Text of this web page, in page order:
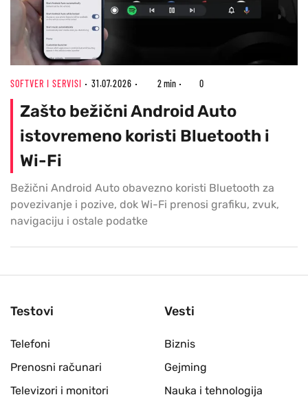
SOFTVER I SERVISI 31.07.2026 2 min 0
Zašto bežični Android Auto
istovremeno koristi Bluetooth i
Wi-Fi
Bežični Android Auto obavezno koristi Bluetooth za
povezivanje i pozive, dok Wi-Fi prenosi grafiku, zvuk,
navigaciju i ostale podatke
Testovi
Telefoni
Prenosni računari
Televizori i monitori
Vesti
Biznis
Gejming
Nauka i tehnologija